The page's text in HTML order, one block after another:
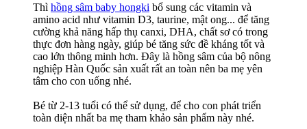
Thì hồng sâm baby hongki bổ sung các vitamin và
amino acid như vitamin D3, taurine, mật ong... để tăng
cường khả năng hấp thụ canxi, DHA, chất sơ có trong
thực đơn hàng ngày, giúp bé tăng sức đề kháng tốt và
cao lớn thông minh hơn. Đây là hồng sâm của bộ nông
nghiệp Hàn Quốc sản xuất rất an toàn nên ba mẹ yên
tâm cho con uống nhé.
Bé từ 2-13 tuổi có thể sử dụng, để cho con phát triển
toàn diện nhất ba mẹ tham khảo sản phẩm này nhé.